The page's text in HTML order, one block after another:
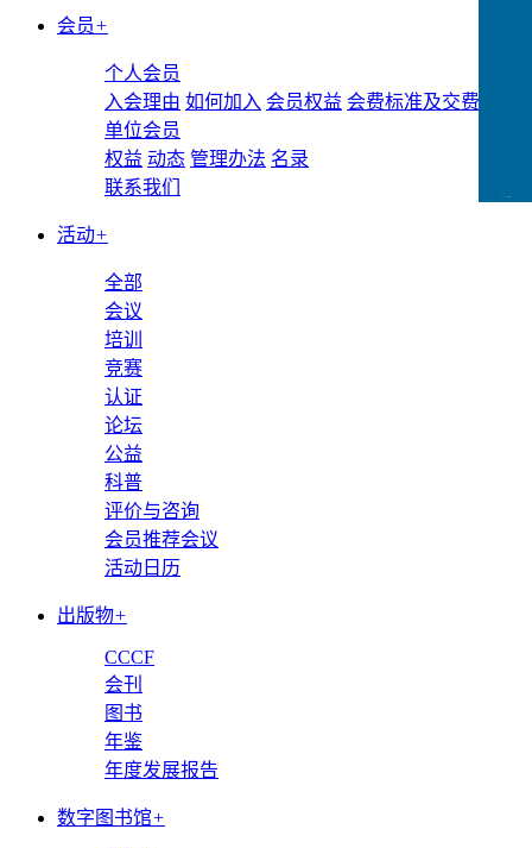
会员+
个人会员
入会理由 如何加入 会员权益 会费标准及交费方式
单位会员
权益 动态 管理办法 名录
联系我们
活动+
全部
会议
培训
竞赛
认证
论坛
公益
科普
评价与咨询
会员推荐会议
活动日历
出版物+
CCCF
会刊
图书
年鉴
年度发展报告
数字图书馆+